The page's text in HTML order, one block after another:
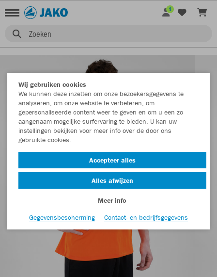
Zoeken
1
Wij gebruiken cookies
We kunnen deze inzetten om onze bezoekersgegevens te
analyseren, om onze website te verbeteren, om
gepersonaliseerde content weer te geven en om u een zo
aangenaam mogelijke surfervaring te bieden. U kan uw
instellingen bekijken voor meer info over de door ons
gebruikte cookies.
Accepteer alles
Alles afwijzen
Meer info
Gegevensbescherming
Contact- en bedrijfsgegevens